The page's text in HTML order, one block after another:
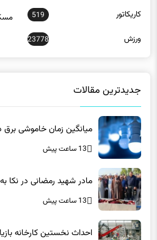
کاریکاتور 519
ورزش 23778
جدیدترین مقالات
میانگین زمان خاموشی برق
13 ساعت پیش
مادر شهید رمضانی در
13 ساعت پیش
احداث نخستین کارخانه